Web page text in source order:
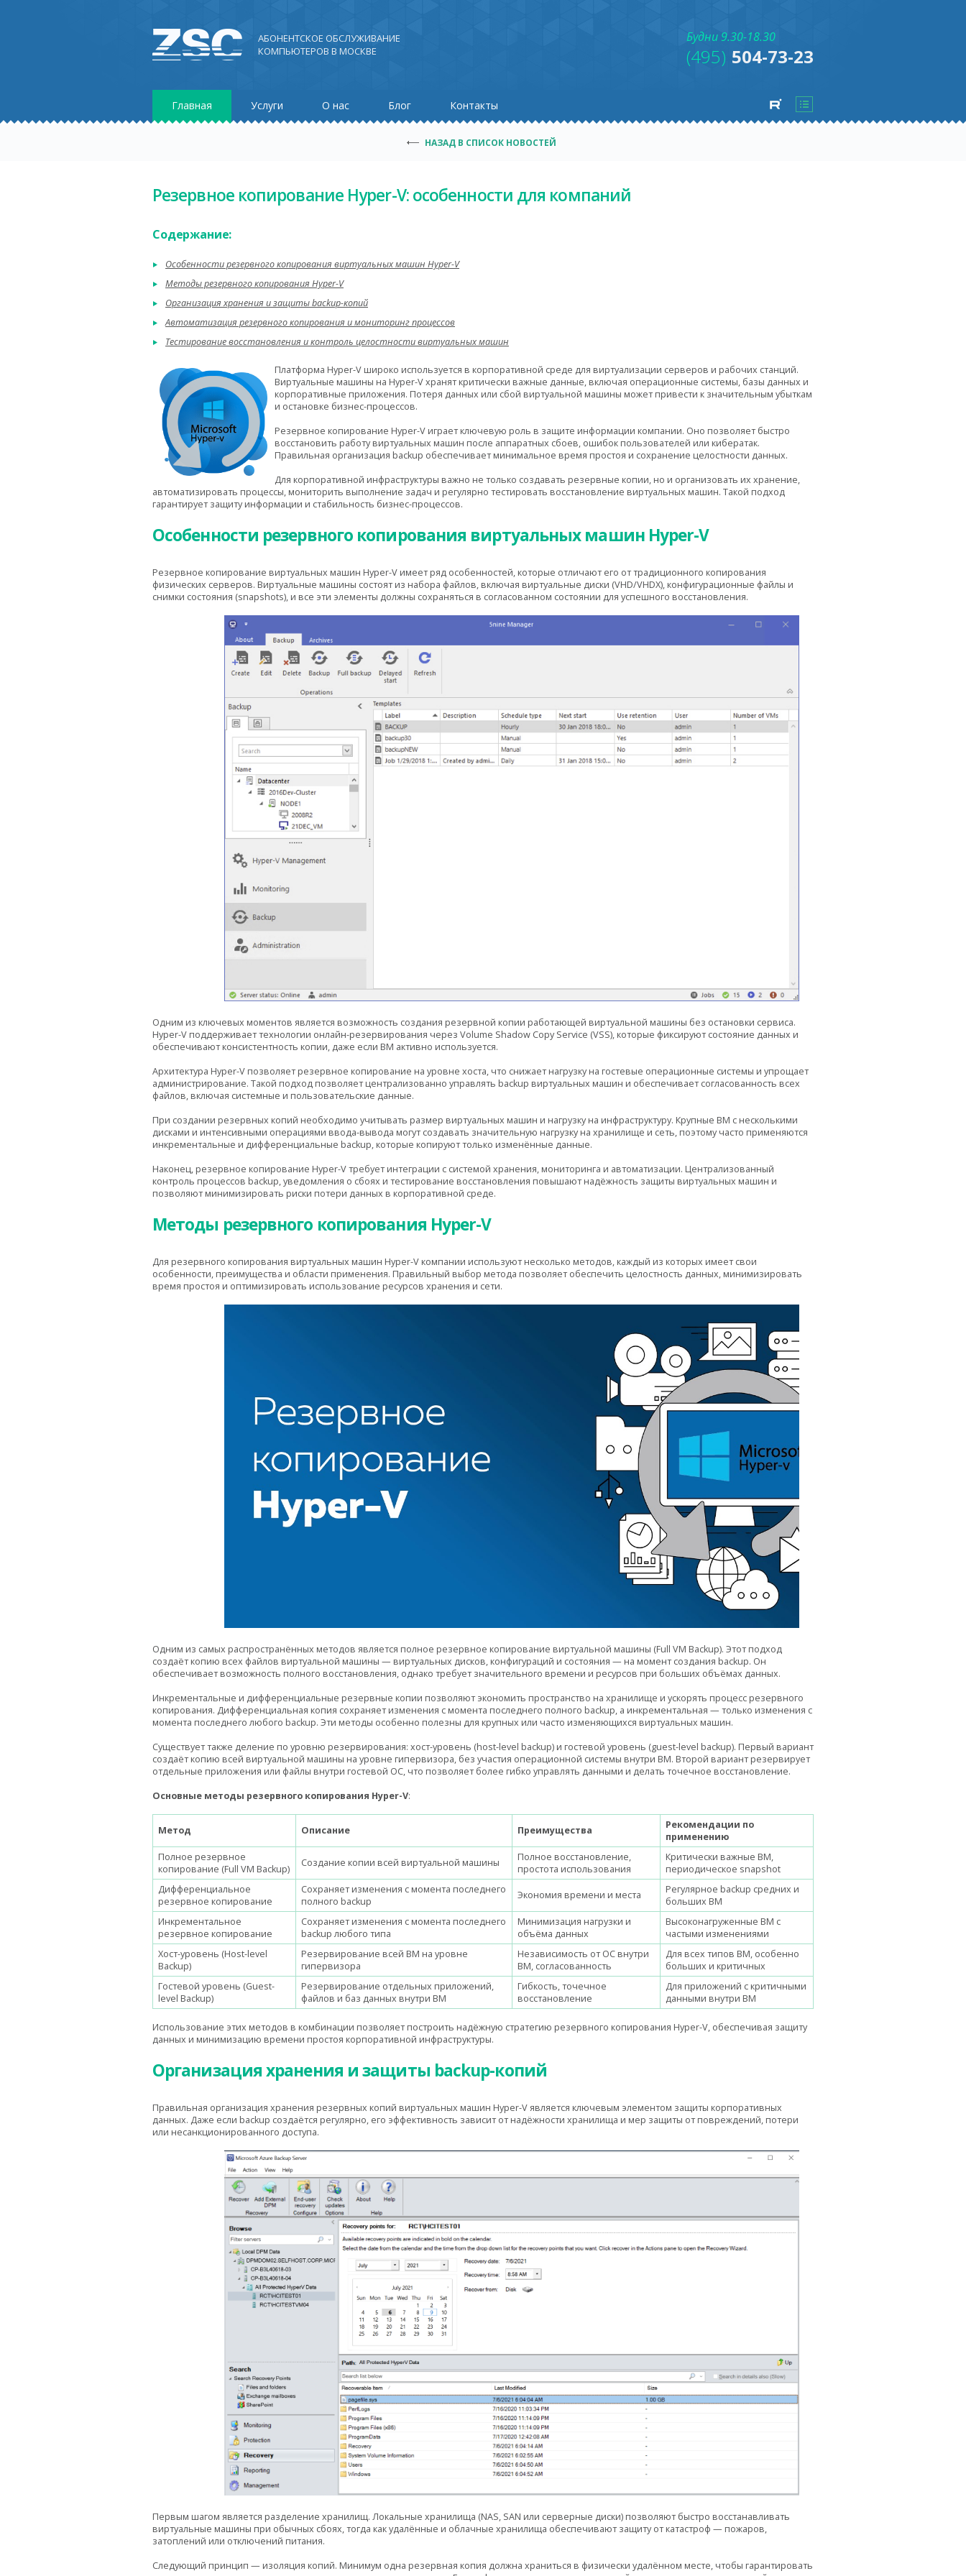
АБОНЕНТСКОЕ ОБСЛУЖИВАНИЕ
КОМПЬЮТЕРОВ В МОСКВЕ
Будни 9.30-18.30
(495) 504-73-23
Главная Услуги О нас Блог Контакты
НАЗАД В СПИСОК НОВОСТЕЙ
Резервное копирование Hyper-V: особенности для компаний
Содержание:
Особенности резервного копирования виртуальных машин Hyper-V
Методы резервного копирования Hyper-V
Организация хранения и защиты backup-копий
Автоматизация резервного копирования и мониторинг процессов
Тестирование восстановления и контроль целостности виртуальных машин
Платформа Hyper-V широко используется в корпоративной среде для виртуализации серверов и рабочих станций.
Виртуальные машины на Hyper-V хранят критически важные данные, включая операционные системы, базы данных и
корпоративные приложения. Потеря данных или сбой виртуальной машины может привести к значительным убыткам
и остановке бизнес-процессов.
Резервное копирование Hyper-V играет ключевую роль в защите информации компании. Оно позволяет быстро
восстановить работу виртуальных машин после аппаратных сбоев, ошибок пользователей или кибератак.
Правильная организация backup обеспечивает минимальное время простоя и сохранение целостности данных.
Для корпоративной инфраструктуры важно не только создавать резервные копии, но и организовать их хранение,
автоматизировать процессы, мониторить выполнение задач и регулярно тестировать восстановление виртуальных машин. Такой подход
гарантирует защиту информации и стабильность бизнес-процессов.
Особенности резервного копирования виртуальных машин Hyper-V
Резервное копирование виртуальных машин Hyper-V имеет ряд особенностей, которые отличают его от традиционного копирования
физических серверов. Виртуальные машины состоят из набора файлов, включая виртуальные диски (VHD/VHDX), конфигурационные файлы и
снимки состояния (snapshots), и все эти элементы должны сохраняться в согласованном состоянии для успешного восстановления.
Одним из ключевых моментов является возможность создания резервной копии работающей виртуальной машины без остановки сервиса.
Hyper-V поддерживает технологии онлайн-резервирования через Volume Shadow Copy Service (VSS), которые фиксируют состояние данных и
обеспечивают консистентность копии, даже если ВМ активно используется.
Архитектура Hyper-V позволяет резервное копирование на уровне хоста, что снижает нагрузку на гостевые операционные системы и упрощает
администрирование. Такой подход позволяет централизованно управлять backup виртуальных машин и обеспечивает согласованность всех
файлов, включая системные и пользовательские данные.
При создании резервных копий необходимо учитывать размер виртуальных машин и нагрузку на инфраструктуру. Крупные ВМ с несколькими
дисками и интенсивными операциями ввода-вывода могут создавать значительную нагрузку на хранилище и сеть, поэтому часто применяются
инкрементальные и дифференциальные backup, которые копируют только изменённые данные.
Наконец, резервное копирование Hyper-V требует интеграции с системой хранения, мониторинга и автоматизации. Централизованный
контроль процессов backup, уведомления о сбоях и тестирование восстановления повышают надёжность защиты виртуальных машин и
позволяют минимизировать риски потери данных в корпоративной среде.
Методы резервного копирования Hyper-V
Для резервного копирования виртуальных машин Hyper-V компании используют несколько методов, каждый из которых имеет свои
особенности, преимущества и области применения. Правильный выбор метода позволяет обеспечить целостность данных, минимизировать
время простоя и оптимизировать использование ресурсов хранения и сети.
Одним из самых распространённых методов является полное резервное копирование виртуальной машины (Full VM Backup). Этот подход
создаёт копию всех файлов виртуальной машины — виртуальных дисков, конфигураций и состояния — на момент создания backup. Он
обеспечивает возможность полного восстановления, однако требует значительного времени и ресурсов при больших объёмах данных.
Инкрементальные и дифференциальные резервные копии позволяют экономить пространство на хранилище и ускорять процесс резервного
копирования. Дифференциальная копия сохраняет изменения с момента последнего полного backup, а инкрементальная — только изменения с
момента последнего любого backup. Эти методы особенно полезны для крупных или часто изменяющихся виртуальных машин.
Существует также деление по уровню резервирования: хост-уровень (host-level backup) и гостевой уровень (guest-level backup). Первый вариант
создаёт копию всей виртуальной машины на уровне гипервизора, без участия операционной системы внутри ВМ. Второй вариант резервирует
отдельные приложения или файлы внутри гостевой ОС, что позволяет более гибко управлять данными и делать точечное восстановление.
Основные методы резервного копирования Hyper-V:
Метод Описание Преимущества
Рекомендации по
применению
Полное резервное
копирование (Full VM Backup)
Создание копии всей виртуальной машины
Полное восстановление,
простота использования
Критически важные ВМ,
периодическое snapshot
Дифференциальное
резервное копирование
Сохраняет изменения с момента последнего
полного backup
Экономия времени и места
Регулярное backup средних и
больших ВМ
Инкрементальное
резервное копирование
Сохраняет изменения с момента последнего
backup любого типа
Минимизация нагрузки и
объёма данных
Высоконагруженные ВМ с
частыми изменениями
Хост-уровень (Host-level
Backup)
Резервирование всей ВМ на уровне
гипервизора
Независимость от ОС внутри
ВМ, согласованность
Для всех типов ВМ, особенно
больших и критичных
Гостевой уровень (Guest-
level Backup)
Резервирование отдельных приложений,
файлов и баз данных внутри ВМ
Гибкость, точечное
восстановление
Для приложений с критичными
данными внутри ВМ
Использование этих методов в комбинации позволяет построить надёжную стратегию резервного копирования Hyper-V, обеспечивая защиту
данных и минимизацию времени простоя корпоративной инфраструктуры.
Организация хранения и защиты backup-копий
Правильная организация хранения резервных копий виртуальных машин Hyper-V является ключевым элементом защиты корпоративных
данных. Даже если backup создаётся регулярно, его эффективность зависит от надёжности хранилища и мер защиты от повреждений, потери
или несанкционированного доступа.
Первым шагом является разделение хранилищ. Локальные хранилища (NAS, SAN или серверные диски) позволяют быстро восстанавливать
виртуальные машины при обычных сбоях, тогда как удалённые и облачные хранилища обеспечивают защиту от катастроф — пожаров,
затоплений или отключений питания.
Следующий принцип — изоляция копий. Минимум одна резервная копия должна храниться в физически удалённом месте, чтобы гарантировать